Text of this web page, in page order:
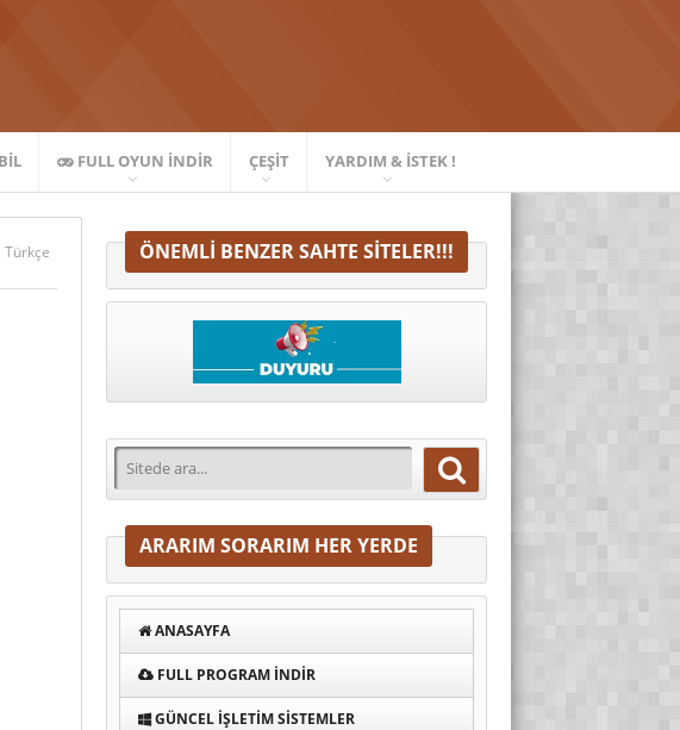
FULL OYUN İNDIR ÇEŞIT YARDIM & İSTEK !
Türkçe
ÖNEMLI BENZER SAHTE SITELER!!!
ARARIM SORARIM HER YERDE
ANASAYFA
FULL PROGRAM INDIR
GÜNCEL İŞLETIM SISTEMLER